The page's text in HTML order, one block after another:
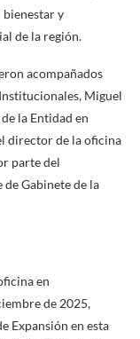
y
de la región.
acompañados
Miguel
la Entidad en
director de la oficina
parte del
Gabinete de la
en
de 2025,
Expansión en esta